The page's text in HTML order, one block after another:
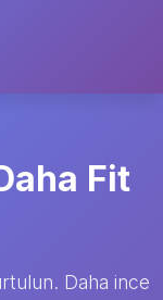
Fit
Daha ince